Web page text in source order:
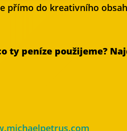
přímo do kreativního
ty peníze použijeme?